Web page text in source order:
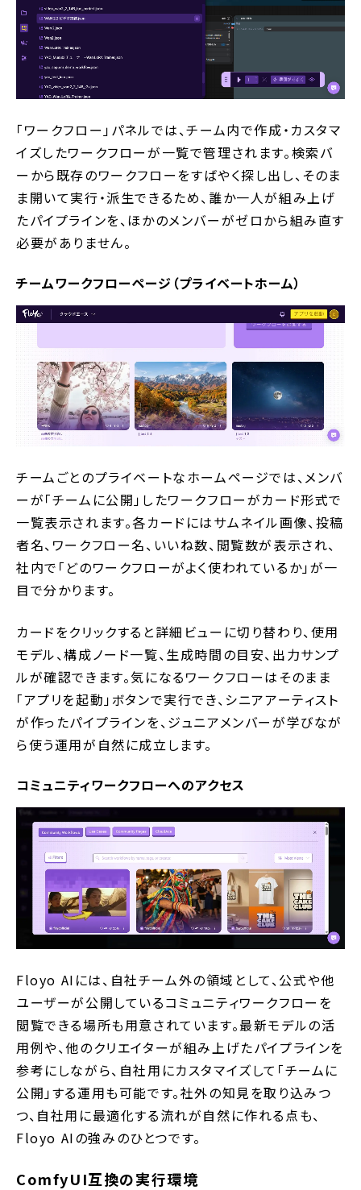
「ワークフロー」パネルでは、チーム内で作成・カスタマ
イズしたワークフローが一覧で管理されます。検索バ
ーから既存のワークフローをすばやく探し出し、そのま
ま開いて実行・派生できるため、誰か一人が組み上げ
たパイプラインを、ほかのメンバーがゼロから組み直す
必要がありません。
チームワークフローページ（プライベートホーム）
チームごとのプライベートなホームページでは、メンバ
ーが「チームに公開」したワークフローがカード形式で
一覧表示されます。各カードにはサムネイル画像、投稿
者名、ワークフロー名、いいね数、閲覧数が表示され、
社内で「どのワークフローがよく使われているか」が一
目で分かります。
カードをクリックすると詳細ビューに切り替わり、使用
モデル、構成ノード一覧、生成時間の目安、出力サンプ
ルが確認できます。気になるワークフローはそのまま
「アプリを起動」ボタンで実行でき、シニアアーティスト
が作ったパイプラインを、ジュニアメンバーが学びなが
ら使う運用が自然に成立します。
コミュニティワークフローへのアクセス
Floyo AIには、自社チーム外の領域として、公式や他
ユーザーが公開しているコミュニティワークフローを
閲覧できる場所も用意されています。最新モデルの活
用例や、他のクリエイターが組み上げたパイプラインを
参考にしながら、自社用にカスタマイズして「チームに
公開」する運用も可能です。社外の知見を取り込みつ
つ、自社用に最適化する流れが自然に作れる点も、
Floyo AIの強みのひとつです。
ComfyUI互換の実行環境